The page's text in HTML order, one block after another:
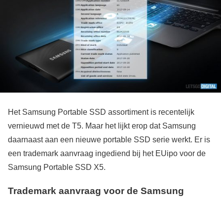
Het Samsung Portable SSD assortiment is recentelijk
vernieuwd met de T5. Maar het lijkt erop dat Samsung
daarnaast aan een nieuwe portable SSD serie werkt. Er is
een trademark aanvraag ingediend bij het EUipo voor de
Samsung Portable SSD X5.
Trademark aanvraag voor de Samsung